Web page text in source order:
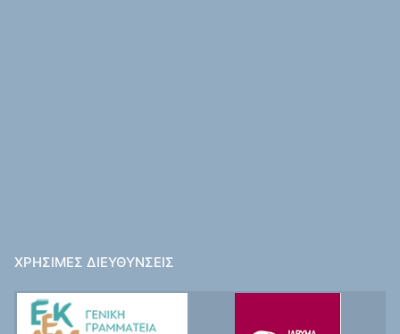
ΧΡΉΣΙΜΕΣ ΔΙΕΥΘΎΝΣΕΙΣ